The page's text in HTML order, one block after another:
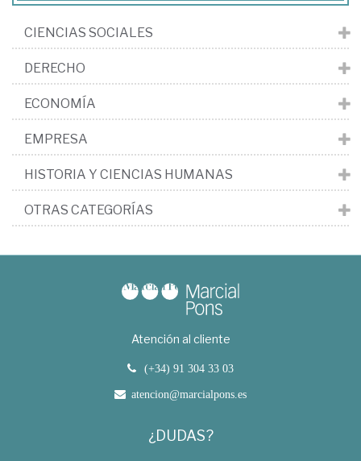
CIENCIAS SOCIALES
DERECHO
ECONOMÍA
EMPRESA
HISTORIA Y CIENCIAS HUMANAS
OTRAS CATEGORÍAS
Atención al cliente
(+34) 91 304 33 03
atencion@marcialpons.es
¿DUDAS?